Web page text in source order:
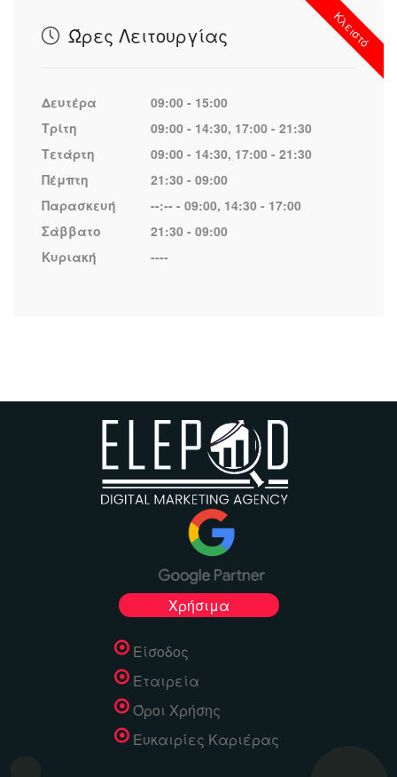
Κλειστό
Ώρες Λειτουργίας
Δευτέρα
09:00 - 15:00
Τρίτη
09:00 - 14:30, 17:00 - 21:30
Τετάρτη
09:00 - 14:30, 17:00 - 21:30
Πέμπτη
21:30 - 09:00
Παρασκευή
--:-- - 09:00, 14:30 - 17:00
Σάββατο
21:30 - 09:00
Κυριακή
----
Χρήσιμα
Είσοδος
Εταιρεία
Όροι Χρήσης
Ευκαιρίες Καριέρας